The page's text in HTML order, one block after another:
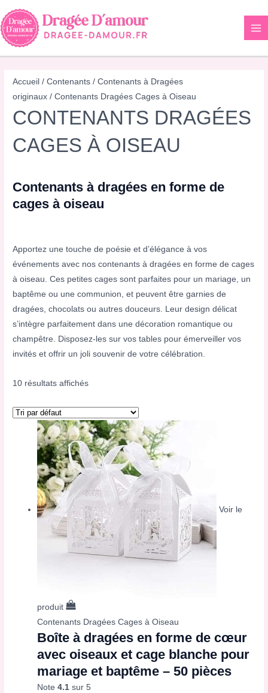
Aller
au
contenu
Accueil /Contenants /Contenants à Dragées
originaux / Contenants Dragées Cages à Oiseau
CONTENANTS DRAGÉES
CAGES À OISEAU
Contenants à dragées en forme de
cages à oiseau
Apportez une touche de poésie et d’élégance à vos
événements avec nos contenants à dragées en forme de cages
à oiseau. Ces petites cages sont parfaites pour un mariage, un
baptême ou une communion, et peuvent être garnies de
dragées, chocolats ou autres douceurs. Leur design délicat
s’intègre parfaitement dans une décoration romantique ou
champêtre. Disposez-les sur vos tables pour émerveiller vos
invités et offrir un joli souvenir de votre célébration.
10 résultats affichés
Voir le
produit
Contenants Dragées Cages à Oiseau
Boîte à dragées en forme de cœur
avec oiseaux et cage blanche pour
mariage et baptême – 50 pièces
Note4.1 sur 5